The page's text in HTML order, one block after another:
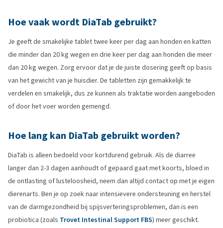
Hoe vaak wordt DiaTab gebruikt?
Je geeft de smakelijke tablet twee keer per dag aan honden en katten
die minder dan 20 kg wegen en drie keer per dag aan honden die meer
dan 20 kg wegen. Zorg ervoor dat je de juiste dosering geeft op basis
van het gewicht van je huisdier. De tabletten zijn gemakkelijk te
verdelen en smakelijk, dus ze kunnen als traktatie worden aangeboden
of door het voer worden gemengd.
Hoe lang kan DiaTab gebruikt worden?
DiaTab is alleen bedoeld voor kortdurend gebruik. Als de diarree
langer dan 2-3 dagen aanhoudt of gepaard gaat met koorts, bloed in
de ontlasting of lusteloosheid, neem dan altijd contact op met je eigen
dierenarts. Ben je op zoek naar intensievere ondersteuning en herstel
van de darmgezondheid bij spijsverteringsproblemen, dan is een
probiotica (zoals Trovet Intestinal Support FBS) meer geschikt.